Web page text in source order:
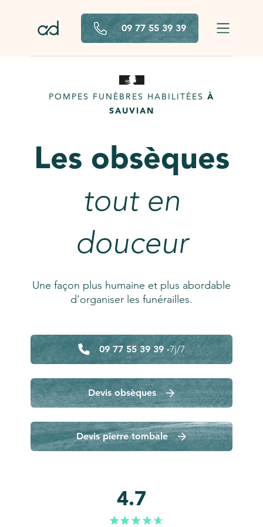
09 77 55 39 39
POMPES FUNÈBRES HABILITÉES À
SAUVIAN
Les obsèques
tout en
douceur
Une façon plus humaine et plus abordable
d'organiser les funérailles.
09 77 55 39 39 -7j/7
Devis obsèques
Devis pierre tombale
4.7